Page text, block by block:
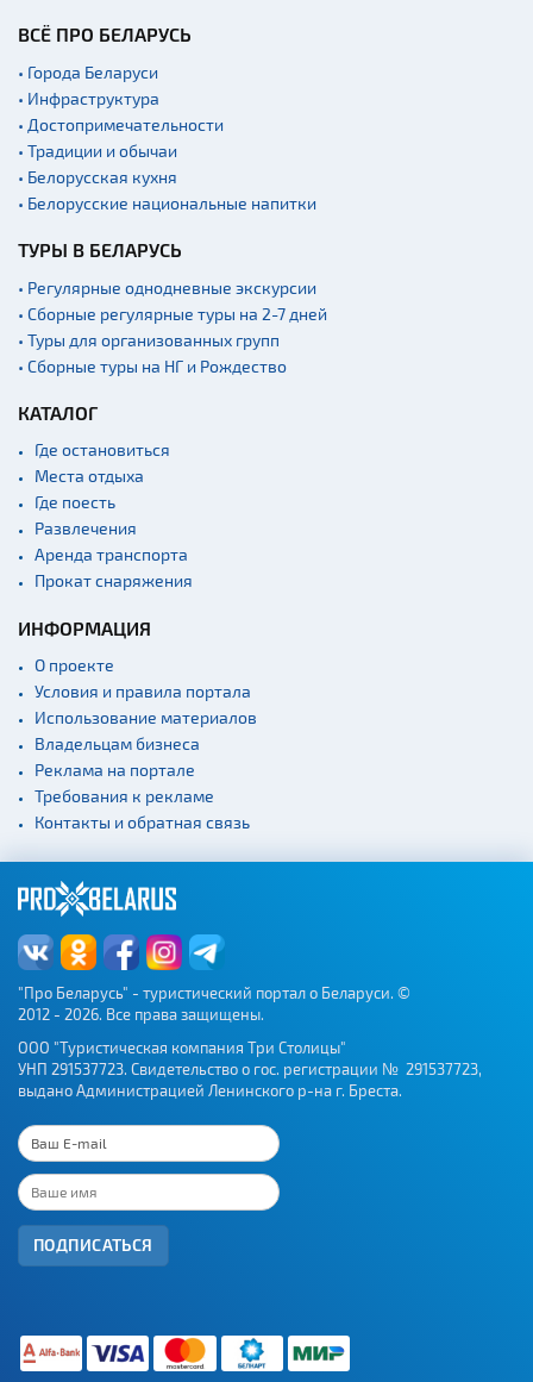
ВСЁ ПРО БЕЛАРУСЬ
• Города Беларуси
• Инфраструктура
• Достопримечательности
• Традиции и обычаи
• Белорусская кухня
• Белорусские национальные напитки
ТУРЫ В БЕЛАРУСЬ
• Регулярные однодневные экскурсии
• Сборные регулярные туры на 2-7 дней
• Туры для организованных групп
• Сборные туры на НГ и Рождество
КАТАЛОГ
Где остановиться
Места отдыха
Где поесть
Развлечения
Аренда транспорта
Прокат снаряжения
ИНФОРМАЦИЯ
О проекте
Условия и правила портала
Использование материалов
Владельцам бизнеса
Реклама на портале
Требования к рекламе
Контакты и обратная связь
"Про Беларусь" - туристический портал о Беларуси. ©
2012 - 2026. Все права защищены.
ООО "Туристическая компания Три Столицы"
УНП 291537723. Свидетельство о гос. регистрации № 291537723,
выдано Администрацией Ленинского р-на г. Бреста.
ПОДПИСАТЬСЯ